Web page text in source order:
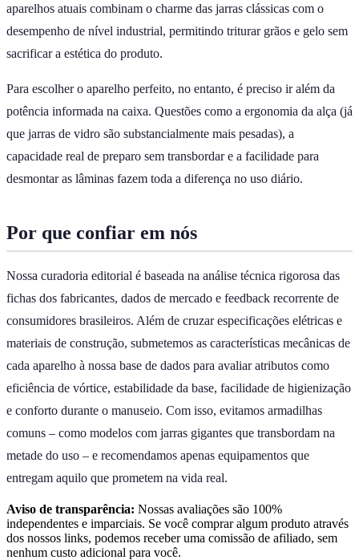
aparelhos atuais combinam o charme das jarras clássicas com o
desempenho de nível industrial, permitindo triturar grãos e gelo sem
sacrificar a estética do produto.
Para escolher o aparelho perfeito, no entanto, é preciso ir além da
potência informada na caixa. Questões como a ergonomia da alça (já
que jarras de vidro são substancialmente mais pesadas), a
capacidade real de preparo sem transbordar e a facilidade para
desmontar as lâminas fazem toda a diferença no uso diário.
Por que confiar em nós
Nossa curadoria editorial é baseada na análise técnica rigorosa das
fichas dos fabricantes, dados de mercado e feedback recorrente de
consumidores brasileiros. Além de cruzar especificações elétricas e
materiais de construção, submetemos as características mecânicas de
cada aparelho à nossa base de dados para avaliar atributos como
eficiência de vórtice, estabilidade da base, facilidade de higienização
e conforto durante o manuseio. Com isso, evitamos armadilhas
comuns – como modelos com jarras gigantes que transbordam na
metade do uso – e recomendamos apenas equipamentos que
entregam aquilo que prometem na vida real.
Aviso de transparência: Nossas avaliações são 100%
independentes e imparciais. Se você comprar algum produto através
dos nossos links, podemos receber uma comissão de afiliado, sem
nenhum custo adicional para você.